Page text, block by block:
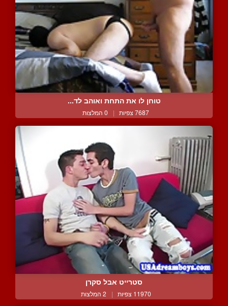
טוחן לו את התחת ואוהב לד...
7687 צפיות | 0 המלצות
סטרייט אבל סקרן
11970 צפיות | 2 המלצות